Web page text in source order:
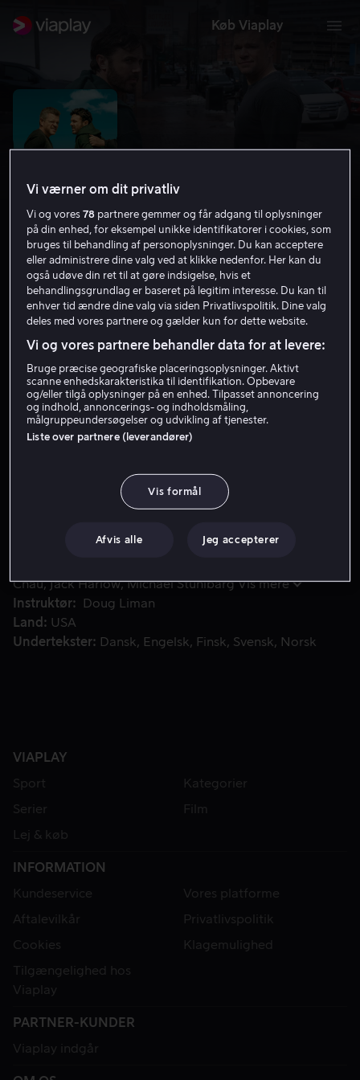
Køb Viaplay
The Instigators
6.2 Komedie Action 2024 1 t. 37 min
15 år
Køb 159 kr
Se trailer
Følger to røvere, der må flygte med hjælp fra en af
Følger to røvere, der må flygte med hjælp fra en af
deres terapeuter, efter at et røveri ikke går som
Chau Jack Harlow Michael Stuhlbarg Vis mere
Instruktør
Doug Liman
Land
USA
Undertekster
Dansk Engelsk Finsk Svensk Norsk
VIAPLAY
Sport
Kategorier
Serier
Film
Lej & køb
INFORMATION
Kundeservice
Vores platforme
Aftalevilkår
Privatlivspolitik
Cookies
Klagemulighed
Tilgængelighed hos
Viaplay
PARTNER-KUNDER
Viaplay indgår
Vi værner om dit privatliv
Vi og vores78 partnere gemmer og får adgang til oplysninger
på din enhed, for eksempel unikke identifikatorer i cookies, som
bruges til behandling af personoplysninger. Du kan acceptere
eller administrere dine valg ved at klikke nedenfor. Her kan du
også udøve din ret til at gøre indsigelse, hvis et
behandlingsgrundlag er baseret på legitim interesse. Du kan til
enhver tid ændre dine valg via siden Privatlivspolitik. Dine valg
deles med vores partnere og gælder kun for dette website.
Vi og vores partnere behandler data for at levere:
Bruge præcise geografiske placeringsoplysninger. Aktivt
scanne enhedskarakteristika til identifikation. Opbevare
og/eller tilgå oplysninger på en enhed. Tilpasset annoncering
og indhold, annoncerings- og indholdsmåling,
målgruppeundersøgelser og udvikling af tjenester.
Liste over partnere (leverandører)
Vis formål
Afvis alle Jeg accepterer